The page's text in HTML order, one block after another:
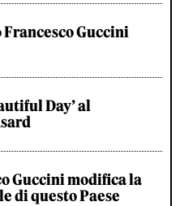
Francesco Guccini
Day’ al
Guccini modifica la
di questo Paese